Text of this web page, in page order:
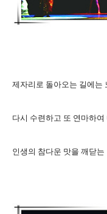
제자리로 돌아오는 길에는
다시 수련하고 또 연마하여
인생의 참다운 맛을 깨닫